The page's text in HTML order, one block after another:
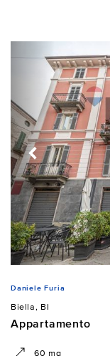
Daniele Furia
Biella, BI
Appartamento
60 mq